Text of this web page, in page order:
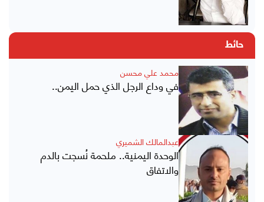
حائط
محمد علي محسن
في وداع الرجل الذي حمل اليمن..
عبدالمالك الشميري
الوحدة اليمنية.. ملحمة نُسجت بالدم
والاتفاق